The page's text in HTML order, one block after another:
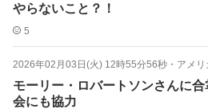
やらないこと？！
5
2026年02月03日(火) 12時55分56秒 ・ アメ
モーリー・ロバートソンさんに
会にも協力